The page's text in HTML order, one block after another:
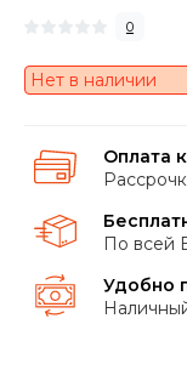
0
Нет в наличии
Оплата
По всей
Удобно